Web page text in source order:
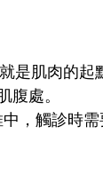
是肌肉的起
腹處。
，觸診時需